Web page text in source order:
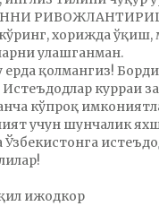
хорижда
улашганман.
ерда қолмангиз!
курраи
кўпроқ
учун шунчалик
ижодкор